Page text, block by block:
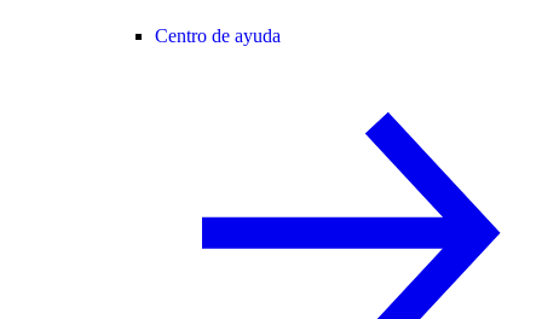
Centro de ayuda